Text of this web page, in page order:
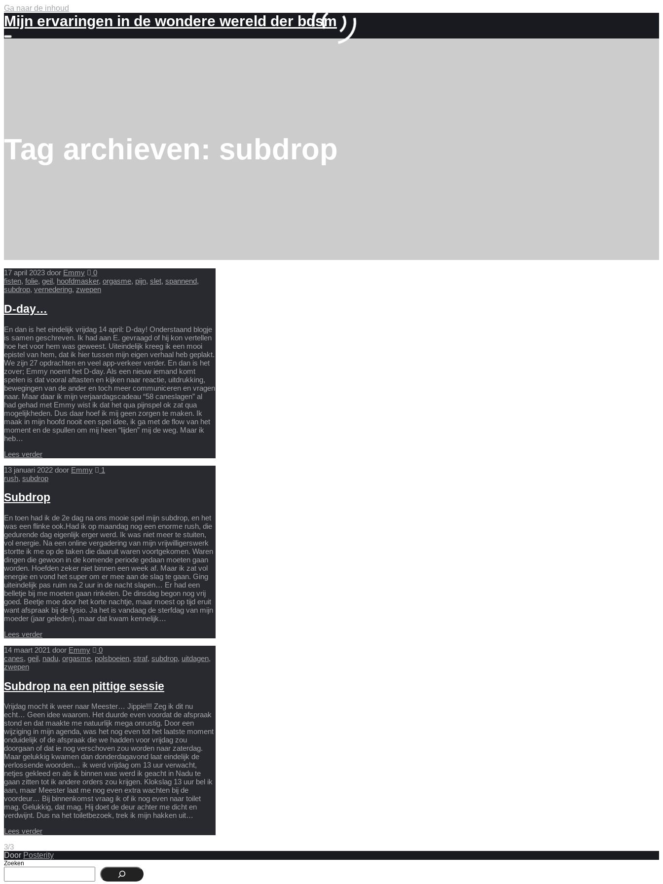
Ga naar de inhoud
Mijn ervaringen in de wondere wereld der bdsm
Meer
Tag archieven: subdrop
17 april 2023 door Emmy
0
fisten, folie, geil, hoofdmasker, orgasme, pijn, slet, spannend,
subdrop, vernedering, zwepen
D-day…
En dan is het eindelijk vrijdag 14 april: D-day! Onderstaand blogje
is samen geschreven. Ik had aan E. gevraagd of hij kon vertellen
hoe het voor hem was geweest. Uiteindelijk kreeg ik een mooi
epistel van hem, dat ik hier tussen mijn eigen verhaal heb geplakt.
We zijn 27 opdrachten en veel app-verkeer verder. En dan is het
zover; Emmy noemt het D-day. Als een nieuw iemand komt
spelen is dat vooral aftasten en kijken naar reactie, uitdrukking,
bewegingen van de ander en toch meer communiceren en vragen
naar. Maar daar ik mijn verjaardagscadeau “58 caneslagen” al
had gehad met Emmy wist ik dat het qua pijnspel ok zat qua
mogelijkheden. Dus daar hoef ik mij geen zorgen te maken. Ik
maak in mijn hoofd nooit een spel idee, ik ga met de flow van het
moment en de spullen om mij heen “lijden” mij de weg. Maar ik
heb…
Lees verder
13 januari 2022 door Emmy
1
rush, subdrop
Subdrop
En toen had ik de 2e dag na ons mooie spel mijn subdrop, en het
was een flinke ook.Had ik op maandag nog een enorme rush, die
gedurende dag eigenlijk erger werd. Ik was niet meer te stuiten,
vol energie. Na een online vergadering van mijn vrijwilligerswerk
stortte ik me op de taken die daaruit waren voortgekomen. Waren
dingen die gewoon in de komende periode gedaan moeten gaan
worden. Hoefden zeker niet binnen een week af. Maar ik zat vol
energie en vond het super om er mee aan de slag te gaan. Ging
uiteindelijk pas ruim na 2 uur in de nacht slapen… Er had een
belletje bij me moeten gaan rinkelen. De dinsdag begon nog vrij
goed. Beetje moe door het korte nachtje, maar moest op tijd eruit
want afspraak bij de fysio. Ja het is vandaag de sterfdag van mijn
moeder (jaar geleden), maar dat kwam kennelijk…
Lees verder
14 maart 2021 door Emmy
0
canes, geil, nadu, orgasme, polsboeien, straf, subdrop, uitdagen,
zwepen
Subdrop na een pittige sessie
Vrijdag mocht ik weer naar Meester… Jippie!!! Zeg ik dit nu
echt… Geen idee waarom. Het duurde even voordat de afspraak
stond en dat maakte me natuurlijk mega onrustig. Door een
wijziging in mijn agenda, was het nog even tot het laatste moment
onduidelijk of de afspraak die we hadden voor vrijdag zou
doorgaan of dat ie nog verschoven zou worden naar zaterdag.
Maar gelukkig kwamen dan donderdagavond laat eindelijk de
verlossende woorden… ik werd vrijdag om 13 uur verwacht,
netjes gekleed en als ik binnen was werd ik geacht in Nadu te
gaan zitten tot ik andere orders zou krijgen. Klokslag 13 uur bel ik
aan, maar Meester laat me nog even extra wachten bij de
voordeur… Bij binnenkomst vraag ik of ik nog even naar toilet
mag. Gelukkig, dat mag. Hij doet de deur achter me dicht en
verdwijnt. Dus na het toiletbezoek, trek ik mijn hakken uit…
Lees verder
3/3
Door Posterity
Zoeken